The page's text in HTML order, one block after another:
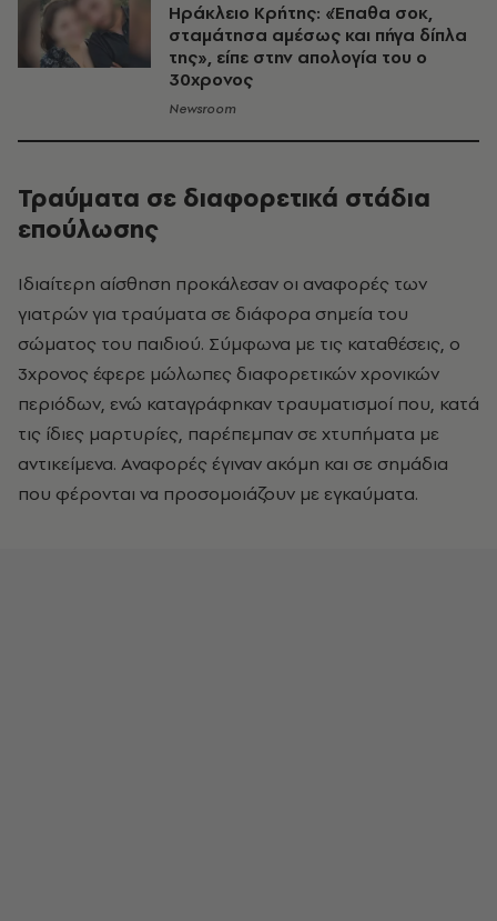
Ηράκλειο Κρήτης: «Έπαθα σοκ,
σταμάτησα αμέσως και πήγα δίπλα
της», είπε στην απολογία του ο
30χρονος
Newsroom
Τραύματα σε διαφορετικά στάδια
επούλωσης
Ιδιαίτερη αίσθηση προκάλεσαν οι αναφορές των
γιατρών για τραύματα σε διάφορα σημεία του
σώματος του παιδιού. Σύμφωνα με τις καταθέσεις, ο
3χρονος έφερε μώλωπες διαφορετικών χρονικών
περιόδων, ενώ καταγράφηκαν τραυματισμοί που, κατά
τις ίδιες μαρτυρίες, παρέπεμπαν σε χτυπήματα με
αντικείμενα. Αναφορές έγιναν ακόμη και σε σημάδια
που φέρονται να προσομοιάζουν με εγκαύματα.